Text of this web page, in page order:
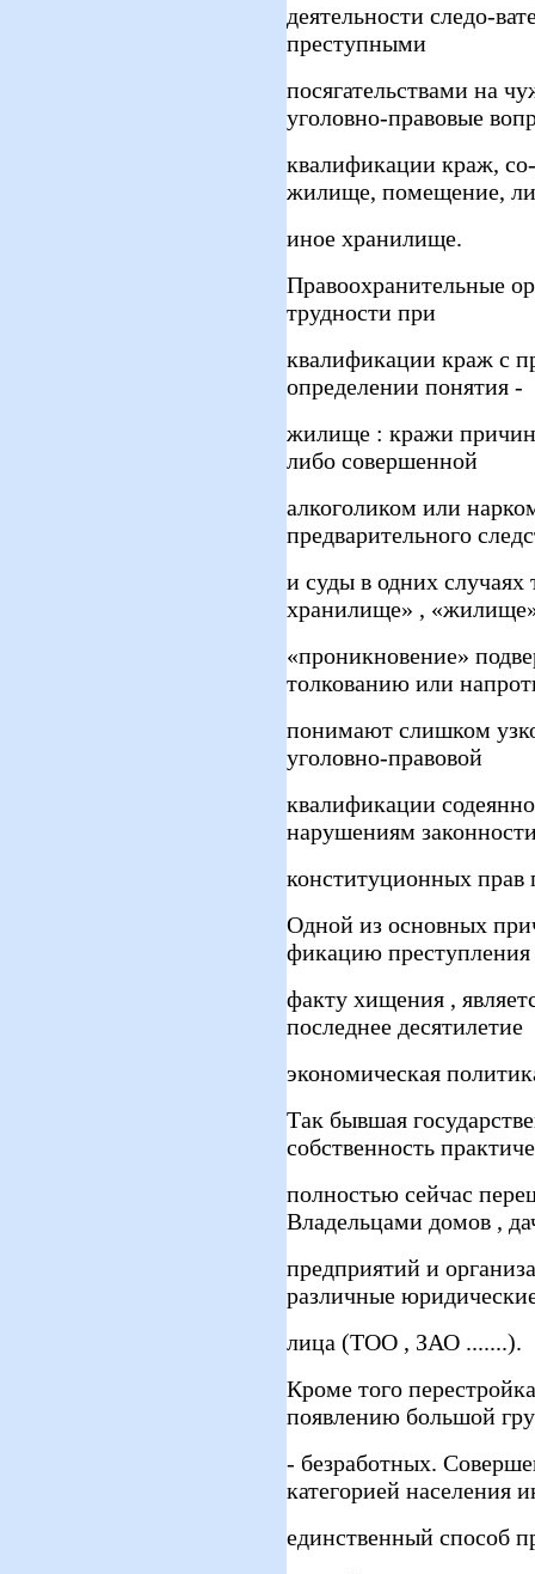
деятельности следо-
преступными
посягательствами на
уголовно-правовые
квалификации краж,
жилище, помещение,
иное хранилище.
Правоохранительные
трудности при
квалификации краж с
определении понятия -
жилище : кражи
либо совершенной
алкоголиком или
предварительного
и суды в одних
хранилище» ,
«проникновение»
толкованию или
понимают слишком
уголовно-правовой
квалификации
нарушениям
конституционных прав
Одной из основных
фикацию преступления
факту хищения ,
последнее десятилетие
экономическая
Так бывшая
собственность
полностью сейчас
Владельцами домов ,
предприятий и
различные
лица (ТОО , ЗАО .......).
Кроме того
появлению большой
- безработных.
категорией населения
единственный способ